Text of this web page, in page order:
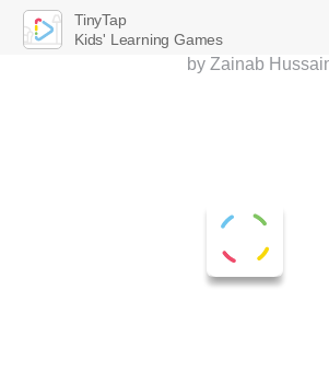
TinyTap
Kids' Learning Games